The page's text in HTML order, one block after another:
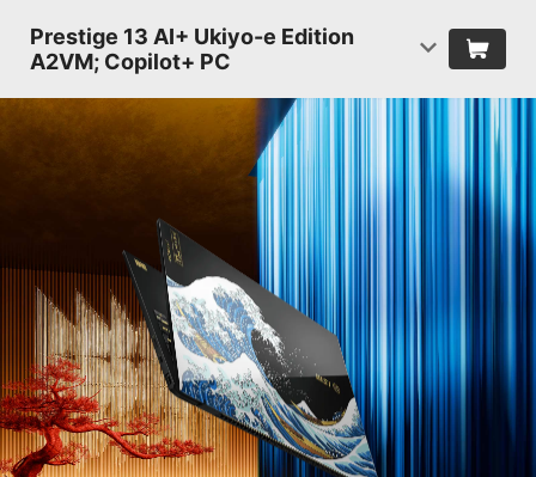
Prestige 13 AI+ Ukiyo-e Edition
A2VM; Copilot+ PC